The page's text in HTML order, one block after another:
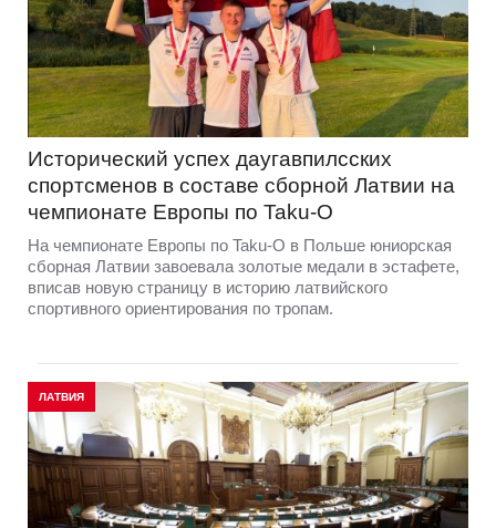
Исторический успех даугавпилсских
спортсменов в составе сборной Латвии на
чемпионате Европы по Taku-O
На чемпионате Европы по Taku-O в Польше юниорская
сборная Латвии завоевала золотые медали в эстафете,
вписав новую страницу в историю латвийского
спортивного ориентирования по тропам.
ЛАТВИЯ